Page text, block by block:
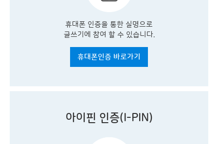
휴대폰 인증을 통한 실명으로
글쓰기에 참여 할 수 있습니다.
휴대폰인증 바로가기
아이핀 인증(I-PIN)